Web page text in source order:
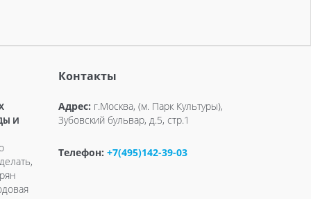
И
Контакты
Адрес: г.Москва, (м. Парк Культуры),
Зубовский бульвар, д.5, стр.1
Телефон: +7(495)142-39-03